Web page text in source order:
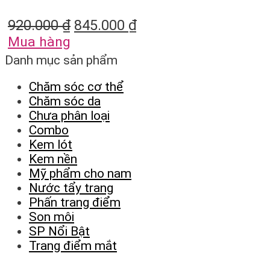
920.000₫ 845.000 ₫
Mua hàng
Danh mục sản phẩm
Chăm sóc cơ thể
Chăm sóc da
Chưa phân loại
Combo
Kem lót
Kem nền
Mỹ phẩm cho nam
Nước tẩy trang
Phấn trang điểm
Son môi
SP Nổi Bật
Trang điểm mắt